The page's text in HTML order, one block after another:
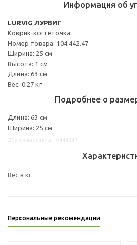
Информация об
LURVIG ЛУРВИГ
Коврик-когтеточка
Номер товара: 104.442.47
Ширина: 25 см
Высота: 1 см
Длина: 63 см
Вес: 0.27 кг
Подробнее о
Длина: 63 см
Ширина: 25 см
Вес в кг.
Персональные рекомендации